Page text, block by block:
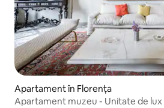
Apartament în Florența
Apartament muzeu - Unitate de lux